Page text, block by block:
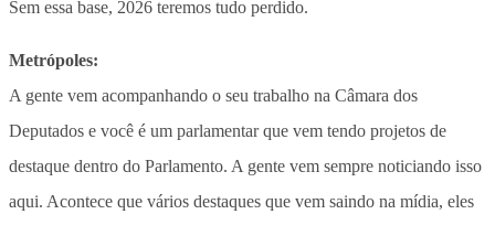
Sem essa base, 2026 teremos tudo perdido.
Metrópoles:
A gente vem acompanhando o seu trabalho na Câmara dos
Deputados e você é um parlamentar que vem tendo projetos de
destaque dentro do Parlamento. A gente vem sempre noticiando isso
aqui. Acontece que vários destaques que vem saindo na mídia, eles